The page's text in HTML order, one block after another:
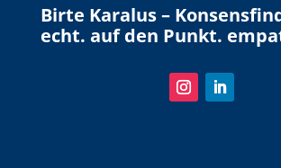
Birte Karalus –
echt. auf den Punkt.